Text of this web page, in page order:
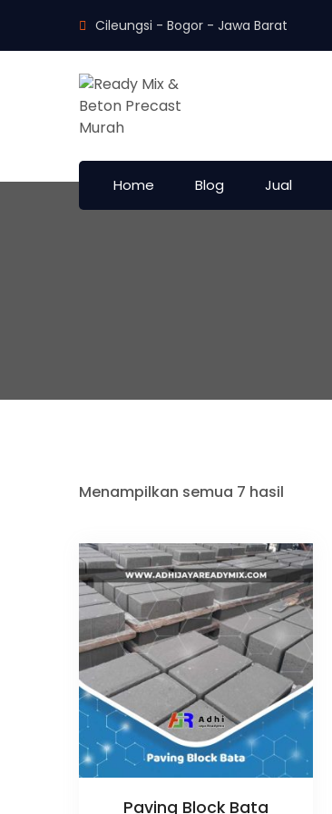
Cileungsi - Bogor - Jawa Barat
Home Blog Jual
Menampilkan semua 7 hasil
Paving Block Bata